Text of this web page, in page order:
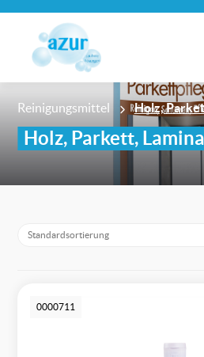
Reinigungsmittel Holz,
Holz, Parkett,
0000711